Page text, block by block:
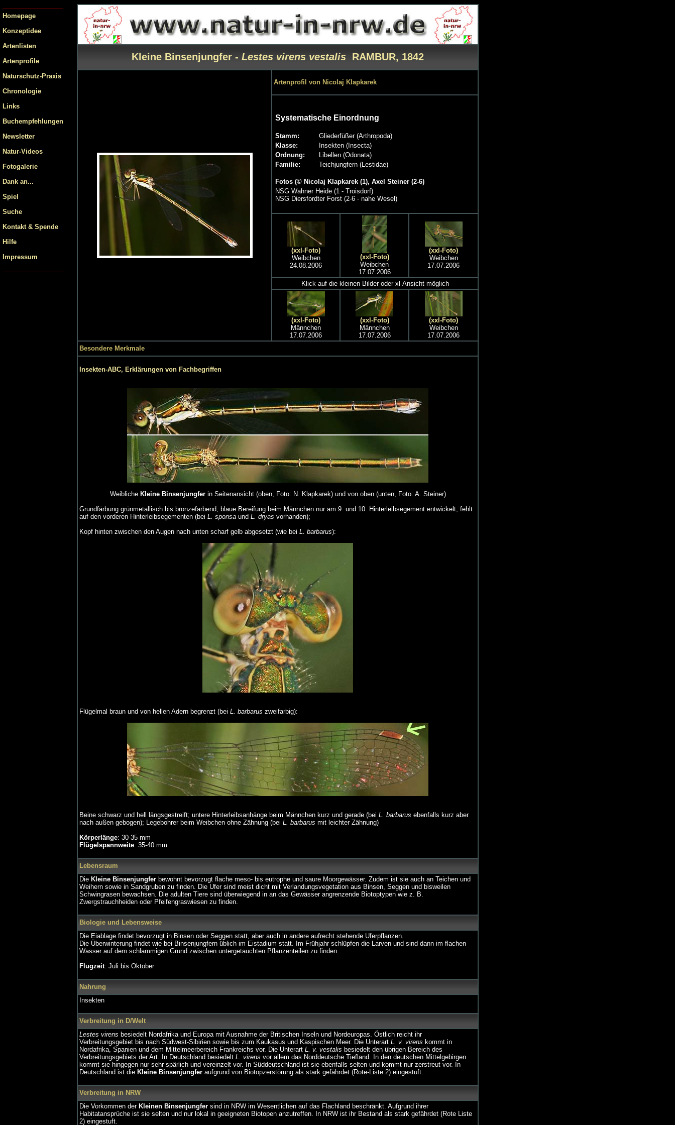
Homepage
Konzeptidee
Artenlisten
Artenprofile
Naturschutz-Praxis
Chronologie
Links
Buchempfehlungen
Newsletter
Natur-Videos
Fotogalerie
Dank an...
Spiel
Suche
Kontakt & Spende
Hilfe
Impressum
Kleine Binsenjungfer - Lestes virens vestalis RAMBUR, 1842
Artenprofil von Nicolaj Klapkarek
Systematische Einordnung
Stamm:
Gliederfüßer (Arthropoda)
Klasse:
Insekten (Insecta)
Ordnung:
Libellen (Odonata)
Familie:
Teichjungfern (Lestidae)
Fotos (© Nicolaj Klapkarek (1), Axel Steiner (2-6)
NSG Wahner Heide (1 - Troisdorf)
NSG Diersfordter Forst (2-6 - nahe Wesel)
(xxl-Foto)
Weibchen
24.08.2006
(xxl-Foto)
Weibchen
17.07.2006
(xxl-Foto)
Weibchen
17.07.2006
Klick auf die kleinen Bilder oder xl-Ansicht möglich
(xxl-Foto)
Männchen
17.07.2006
(xxl-Foto)
Männchen
17.07.2006
(xxl-Foto)
Weibchen
17.07.2006
Besondere Merkmale
Insekten-ABC, Erklärungen von Fachbegriffen
Weibliche Kleine Binsenjungferin Seitenansicht (oben, Foto: N. Klapkarek) und von oben (unten, Foto: A. Steiner)
Grundfärbung grünmetallisch bis bronzefarbend; blaue Bereifung beim Männchen nur am 9. und 10. Hinterleibsegement entwickelt, fehlt
auf den vorderen Hinterleibsegementen (bei L. sponsa und L. dryas vorhanden);
Kopf hinten zwischen den Augen nach unten scharf gelb abgesetzt (wie bei L. barbarus):
Flügelmal braun und von hellen Adern begrenzt (bei L. barbarus zweifarbig):
Beine schwarz und hell längsgestreift; untere Hinterleibsanhänge beim Männchen kurz und gerade (bei L. barbarus ebenfalls kurz aber
nach außen gebogen); Legebohrer beim Weibchen ohne Zähnung (bei L. barbarus mit leichter Zähnung)
Körperlänge: 30-35 mm
Flügelspannweite: 35-40 mm
Lebensraum
Die Kleine Binsenjungfer bewohnt bevorzugt flache meso- bis eutrophe und saure Moorgewässer. Zudem ist sie auch an Teichen und
Weihern sowie in Sandgruben zu finden. Die Ufer sind meist dicht mit Verlandungsvegetation aus Binsen, Seggen und bisweilen
Schwingrasen bewachsen. Die adulten Tiere sind überwiegend in an das Gewässer angrenzende Biotoptypen wie z. B.
Zwergstrauchheiden oder Pfeifengraswiesen zu finden.
Biologie und Lebensweise
Die Eiablage findet bevorzugt in Binsen oder Seggen statt, aber auch in andere aufrecht stehende Uferpflanzen.
Die Überwinterung findet wie bei Binsenjungfern üblich im Eistadium statt. Im Frühjahr schlüpfen die Larven und sind dann im flachen
Wasser auf dem schlammigen Grund zwischen untergetauchten Pflanzenteilen zu finden.
Flugzeit: Juli bis Oktober
Nahrung
Insekten
Verbreitung in D/Welt
Lestes virens besiedelt Nordafrika und Europa mit Ausnahme der Britischen Inseln und Nordeuropas. Östlich reicht ihr
Verbreitungsgebiet bis nach Südwest-Sibirien sowie bis zum Kaukasus und Kaspischen Meer. Die Unterart L. v. virens kommt in
Nordafrika, Spanien und dem Mittelmeerbereich Frankreichs vor. Die Unterart L. v. vestalis besiedelt den übrigen Bereich des
Verbreitungsgebiets der Art. In Deutschland besiedelt L. virens vor allem das Norddeutsche Tiefland. In den deutschen Mittelgebirgen
kommt sie hingegen nur sehr spärlich und vereinzelt vor. In Süddeutschland ist sie ebenfalls selten und kommt nur zerstreut vor. In
Deutschland ist die Kleine Binsenjungfer aufgrund von Biotopzerstörung als stark gefährdet (Rote-Liste 2) eingestuft.
Verbreitung in NRW
Die Vorkommen der Kleinen Binsenjungfer sind in NRW im Wesentlichen auf das Flachland beschränkt. Aufgrund ihrer
Habitatansprüche ist sie selten und nur lokal in geeigneten Biotopen anzutreffen. In NRW ist ihr Bestand als stark gefährdet (Rote Liste
2) eingestuft.